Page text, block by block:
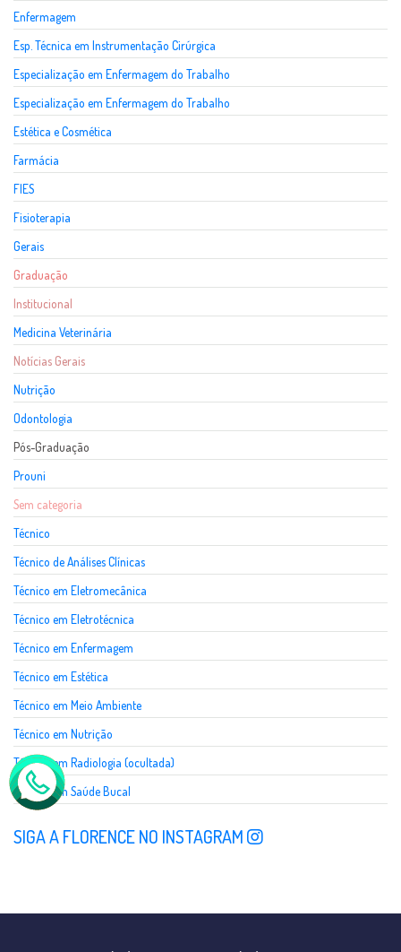
Enfermagem
Esp. Técnica em Instrumentação Cirúrgica
Especialização em Enfermagem do Trabalho
Especialização em Enfermagem do Trabalho
Estética e Cosmética
Farmácia
FIES
Fisioterapia
Gerais
Graduação
Institucional
Medicina Veterinária
Notícias Gerais
Nutrição
Odontologia
Pós-Graduação
Prouni
Sem categoria
Técnico
Técnico de Análises Clínicas
Técnico em Eletromecânica
Técnico em Eletrotécnica
Técnico em Enfermagem
Técnico em Estética
Técnico em Meio Ambiente
Técnico em Nutrição
Técnico em Radiologia (ocultada)
Técnico em Saúde Bucal
SIGA A FLORENCE NO INSTAGRAM